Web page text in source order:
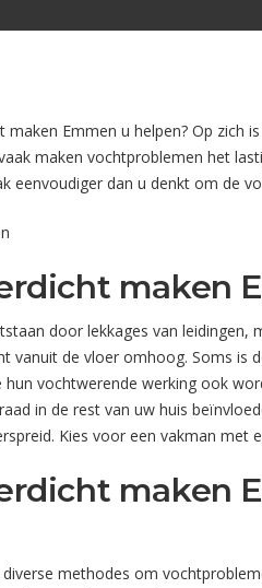
maken Emmen u helpen? Op
maken vochtproblemen het
eenvoudiger dan u denkt om de
maken
door lekkages van
vanuit de vloer omhoog. Soms is
vochtwerende werking ook
in de rest van uw huis
Kies voor een vakman
maken
methodes om